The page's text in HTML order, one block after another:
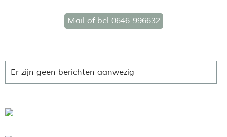
Mail of bel 0646-996632
Er zijn geen berichten aanwezig